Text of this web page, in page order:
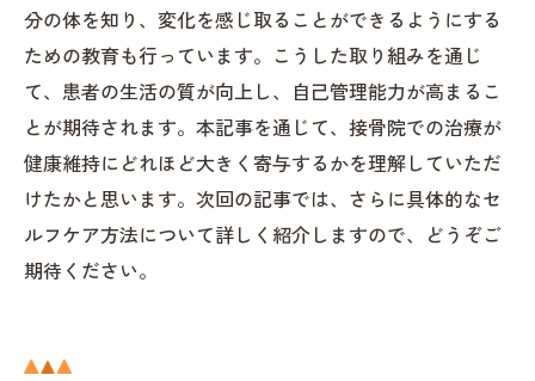
分の体を知り、変化を感じ取ることができるようにする
ための教育も行っています。こうした取り組みを通じ
て、患者の生活の質が向上し、自己管理能力が高まるこ
とが期待されます。本記事を通じて、接骨院での治療が
健康維持にどれほど大きく寄与するかを理解していただ
けたかと思います。次回の記事では、さらに具体的なセ
ルフケア方法について詳しく紹介しますので、どうぞご
期待ください。